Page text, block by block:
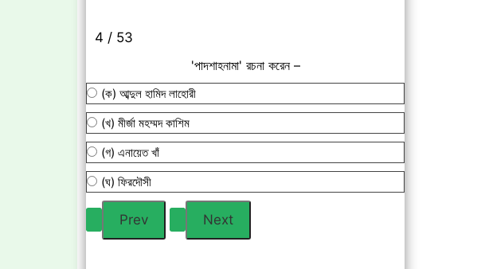
4 / 53
'পাদশাহনামা' রচনা করেন –
(ক) আব্দুল হামিদ লাহোরী
(খ) মীর্জা মহম্মদ কাশিম
(গ) এনায়েত খাঁ
(ঘ) ফিরদৌসী